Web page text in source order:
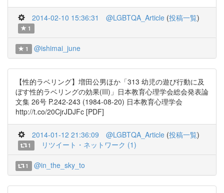
2014-02-10 15:36:31 @LGBTQA_Article (投稿一覧)
1
1 @ishimai_june
【性的ラベリング】増田公男ほか「313 幼児の遊び行動に及
ぼす性的ラベリングの効果(III)」日本教育心理学会総会発表論
文集 26号 P.242-243 (1984-08-20) 日本教育心理学会
http://t.co/20CjrJDJFc [PDF]
2014-01-12 21:36:09 @LGBTQA_Article (投稿一覧)
1 リツイート・ネットワーク (1)
1 @in_the_sky_to